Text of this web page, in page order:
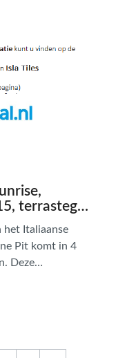
hedendaags
terrastegels
het Italiaanse
Pit komt in 4
Deze
een
van bijzonder